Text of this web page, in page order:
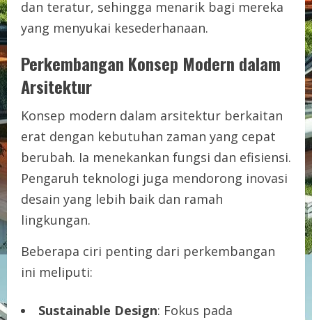
dan teratur, sehingga menarik bagi mereka
yang menyukai kesederhanaan.
Perkembangan Konsep Modern dalam
Arsitektur
Konsep modern dalam arsitektur berkaitan
erat dengan kebutuhan zaman yang cepat
berubah. Ia menekankan fungsi dan efisiensi.
Pengaruh teknologi juga mendorong inovasi
desain yang lebih baik dan ramah
lingkungan.
Beberapa ciri penting dari perkembangan
ini meliputi:
Sustainable Design: Fokus pada